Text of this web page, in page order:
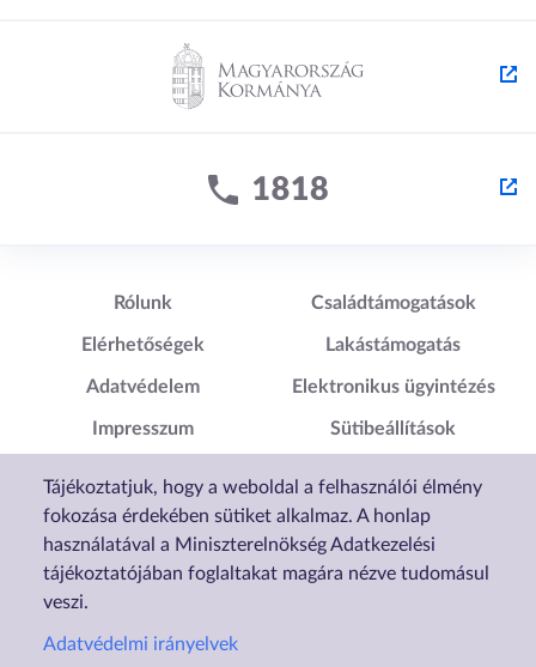
Tájékoztatjuk, hogy a weboldal a felhasználói élmény
fokozása érdekében sütiket alkalmaz. A honlap
használatával a Miniszterelnökség Adatkezelési
tájékoztatójában foglaltakat magára nézve tudomásul
veszi.
Adatvédelmi irányelvek
Lábléc1
Rólunk
Elérhetőségek
Adatvédelem
Impresszum
Nyilatkozat
Lábléc2
Családtámogatások
Lakástámogatás
Elektronikus ügyintézés
Sütibeállítások